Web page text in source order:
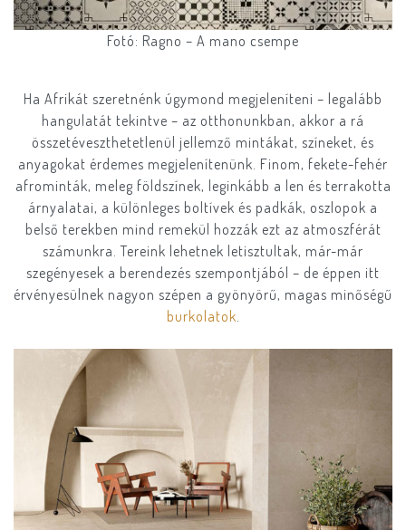
Fotó: Ragno – A mano csempe
Ha Afrikát szeretnénk úgymond megjeleníteni – legalább
hangulatát tekintve – az otthonunkban, akkor a rá
összetéveszthetetlenül jellemző mintákat, színeket, és
anyagokat érdemes megjelenítenünk. Finom, fekete-fehér
afrominták, meleg földszínek, leginkább a len és terrakotta
árnyalatai, a különleges boltívek és padkák, oszlopok a
belső terekben mind remekül hozzák ezt az atmoszférát
számunkra. Tereink lehetnek letisztultak, már-már
szegényesek a berendezés szempontjából – de éppen itt
érvényesülnek nagyon szépen a gyönyörű, magas minőségű
burkolatok